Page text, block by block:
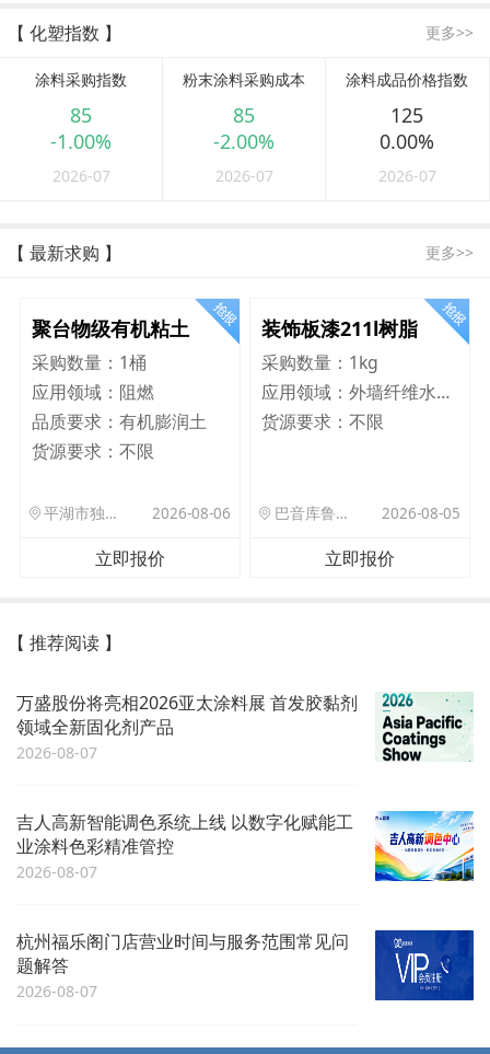
【 化塑指数 】 更多>>
涂料采购指数
85
-1.00%
2026-07
粉末涂料采购成本
85
-2.00%
2026-07
涂料成品价格指数
125
0.00%
2026-07
【 最新求购 】 更多>>
聚台物级有机粘土
采购数量： 1桶
应用领域： 阻燃
品质要求： 有机膨润土
货源要求： 不限
平湖市独山港镇集港路 589 号 2026-08-06
立即报价
装饰板漆211l树脂
采购数量： 1kg
应用领域：
外墙纤维水泥板
货源要求：不限
巴音库鲁提镇,托帕口岸六号库房 2026-08-05
立即报价
【 推荐阅读 】
万盛股份将亮相2026亚太涂料展 首发胶黏剂
领域全新固化剂产品
2026-08-07
吉人高新智能调色系统上线 以数字化赋能工
业涂料色彩精准管控
2026-08-07
杭州福乐阁门店营业时间与服务范围常见问
题解答
2026-08-07